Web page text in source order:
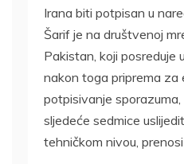
Irana biti potpisan u
Šarif je na društvenoj
Pakistan, koji posreduje
nakon toga priprema za
potpisivanje
sljedeće sedmice
tehničkom nivou, prenosi